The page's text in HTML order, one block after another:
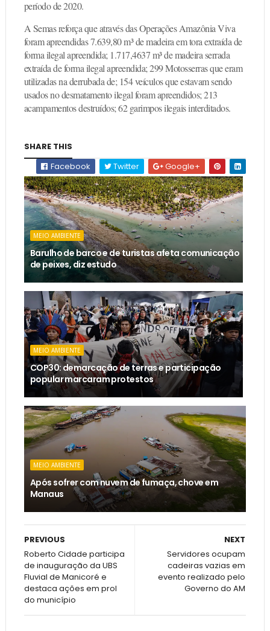
período de 2020.
A Semas reforça que através das Operações Amazônia Viva
foram apreendidas 7.639,80 m³ de madeira em tora extraída de
forma ilegal apreendida; 1.717,4637 m³ de madeira serrada
extraída de forma ilegal apreendida; 299 Motosserras que eram
utilizadas na derrubada de; 154 veículos que estavam sendo
usados no desmatamento ilegal foram apreendidos; 213
acampamentos destruídos; 62 garimpos ilegais interditados.
SHARE THIS
Facebook
Twitter Google+
MEIO AMBIENTE
Barulho de barco e de turistas afeta comunicação
de peixes, diz estudo
MEIO AMBIENTE
COP30: demarcação de terras e participação
popular marcaram protestos
MEIO AMBIENTE
Após sofrer com nuvem de fumaça, chove em
Manaus
NEXT
Servidores ocupam
cadeiras vazias em
evento realizado pelo
Governo do AM
PREVIOUS
Roberto Cidade participa
de inauguração da UBS
Fluvial de Manicoré e
destaca ações em prol
do município